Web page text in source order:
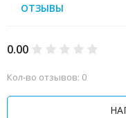
ОТЗЫВЫ
0.00
Кол-во отзывов: 0